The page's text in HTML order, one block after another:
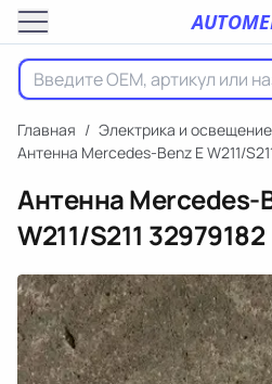
Главная / Электрика и освещение
Антенна Mercedes-Benz E W211/
Антенна Mercedes-
W211/S211 32979182